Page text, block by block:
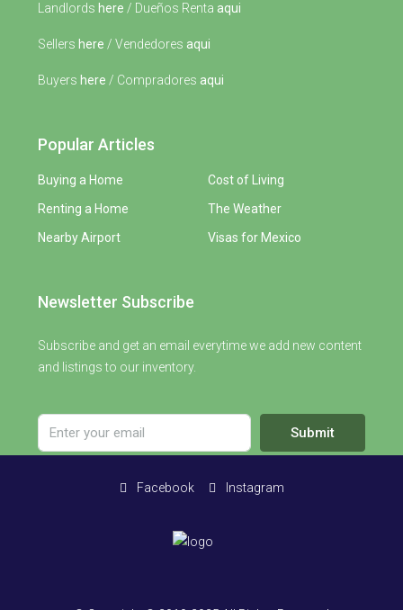
Landlords here / Dueños Renta aqui
Sellers here / Vendedores aqui
Buyers here / Compradores aqui
Popular Articles
Buying a Home
Renting a Home
Nearby Airport
Cost of Living
The Weather
Visas for Mexico
Newsletter Subscribe
Subscribe and get an email everytime we add new content
and listings to our inventory.
Submit
Facebook Instagram